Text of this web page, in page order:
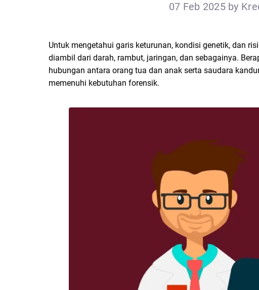
07 Feb 2025 by
Untuk mengetahui garis keturunan, kondisi genetik, dan
diambil dari darah, rambut, jaringan, dan sebagainya.
hubungan antara orang tua dan anak serta saudara
memenuhi kebutuhan forensik.